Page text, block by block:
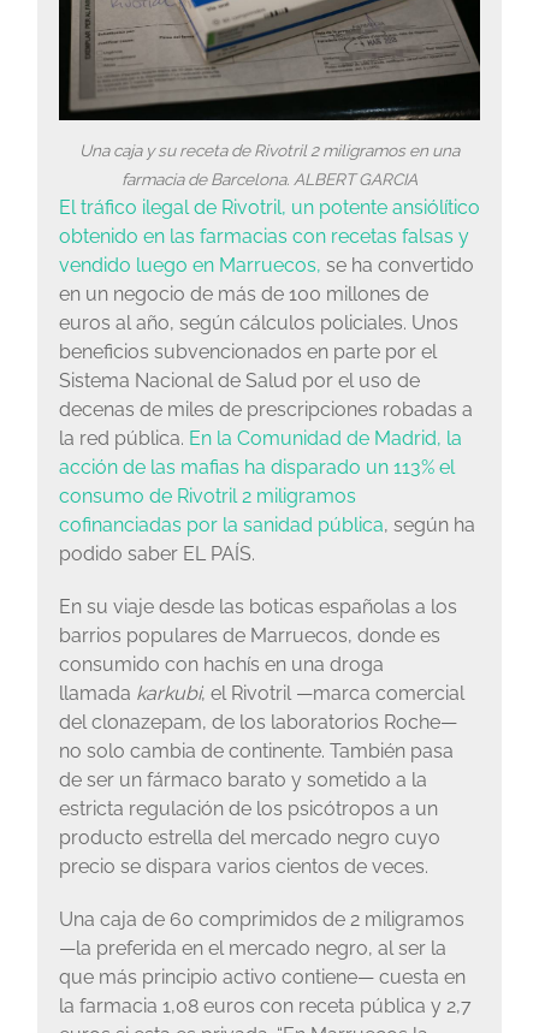
Una caja y su receta de Rivotril 2 miligramos en una
farmacia de Barcelona. ALBERT GARCIA
El tráfico ilegal de Rivotril, un potente ansiólítico
obtenido en las farmacias con recetas falsas y
vendido luego en Marruecos, se ha convertido
en un negocio de más de 100 millones de
euros al año, según cálculos policiales. Unos
beneficios subvencionados en parte por el
Sistema Nacional de Salud por el uso de
decenas de miles de prescripciones robadas a
la red pública. En la Comunidad de Madrid, la
acción de las mafias ha disparado un 113% el
consumo de Rivotril 2 miligramos
cofinanciadas por la sanidad pública, según ha
podido saber EL PAÍS.
En su viaje desde las boticas españolas a los
barrios populares de Marruecos, donde es
consumido con hachís en una droga
llamada karkubi, el Rivotril —marca comercial
del clonazepam, de los laboratorios Roche—
no solo cambia de continente. También pasa
de ser un fármaco barato y sometido a la
estricta regulación de los psicótropos a un
producto estrella del mercado negro cuyo
precio se dispara varios cientos de veces.
Una caja de 60 comprimidos de 2 miligramos
—la preferida en el mercado negro, al ser la
que más principio activo contiene— cuesta en
la farmacia 1,08 euros con receta pública y 2,7